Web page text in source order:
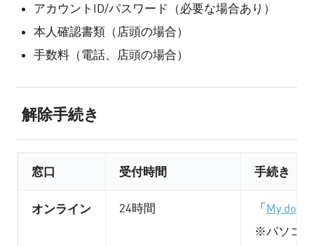
アカウントID/パスワード（必要な場合あり）
本人確認書類（店頭の場合）
手数料（電話、店頭の場合）
解除手続き
窓口 受付時間 手続き
オンライン 24時間 「My
※パソコ